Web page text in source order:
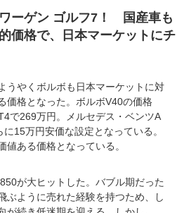
ーゲン ゴルフ7！ 国産車も
価格で、日本マーケットにチ
やくボルボも日本マーケットに対
価格となった。ボルボV40の価格
で269万円。メルセデス・ベンツA
15万円安価な設定となっている。
ある価格となっている。
が大ヒットした。バブル期だった
ぶように売れた経験を持つため、し